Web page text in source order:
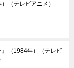
（テレビアニメ）
』（1984年）（テレビ